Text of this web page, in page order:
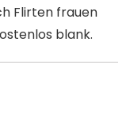
Flirten frauen
blank.